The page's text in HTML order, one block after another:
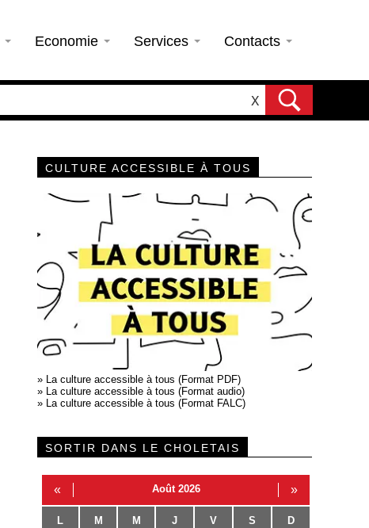
Economie Services Contacts
X
CULTURE ACCESSIBLE À TOUS
» La culture accessible à tous (Format PDF)
» La culture accessible à tous (Format audio)
» La culture accessible à tous (Format FALC)
SORTIR DANS LE CHOLETAIS
« Août 2026 »
L M M J V S D